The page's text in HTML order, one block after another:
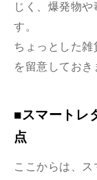
じく、爆発物
す。
ちょっとした雑
を留意しておき
■スマートレ
点
ここからは、